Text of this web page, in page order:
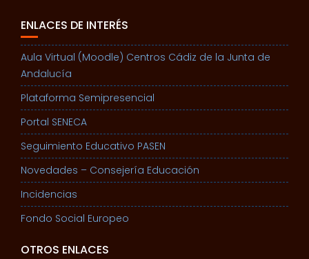
ENLACES DE INTERÉS
Aula Virtual (Moodle) Centros Cádiz de la Junta de
Andalucía
Plataforma Semipresencial
Portal SENECA
Seguimiento Educativo PASEN
Novedades – Consejería Educación
Incidencias
Fondo Social Europeo
OTROS ENLACES